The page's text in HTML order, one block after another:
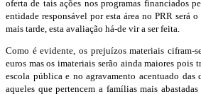
oferta de tais ações nos programas financiados
entidade responsável por esta área no PRR será
mais tarde, esta avaliação há-de vir a ser feita.
Como é evidente, os prejuízos materiais cifram-
euros mas os imateriais serão ainda maiores pois
escola pública e no agravamento acentuado das
aqueles que pertencem a famílias mais